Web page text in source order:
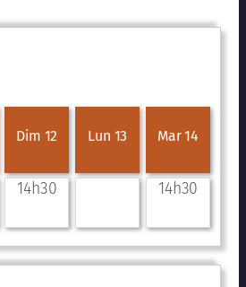
Dim 12 Lun 13 Mar 14
14h30 14h30